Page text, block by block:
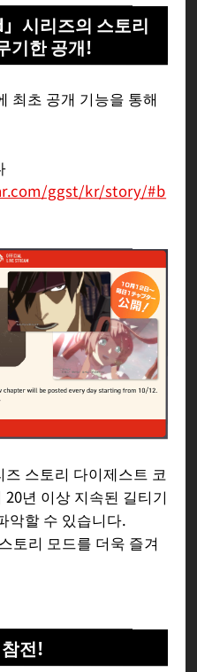
」시리즈의 스토리
기한 공개!
최초 공개 기능을 통해
ggst/kr/story/#b
스토리 다이제스트 코
년 이상 지속된 길티기
악할 수 있습니다.
토리 모드를 더욱 즐겨
전!